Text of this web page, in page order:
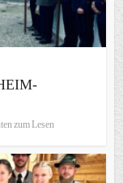
zum Lesen